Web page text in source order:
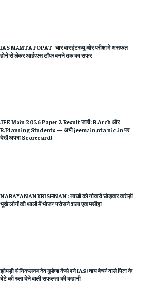
IAS MAMTA POPAT : चार बार इंटरव्यू ओर परीक्षा मे असफल
होने से लेकर आईएएस टॉपर बनने तक का सफर
JEE Main 2026 Paper 2 Result जारी: B.Arch और
B.Planning Students — अभी jeemain.nta.nic.in पर
देखें अपना Scorecard!
NARAYANAN KRISHNAN : लाखों की नौकरी छोड़कर करोड़ों
भूखे लोगों की थाली में भोजन परोसने वाला एक मसीहा
झोपड़ी से निकलकर देव डुडेजा कैसे बने IAS! चाय बेचने वाले पिता के
बेटे की रुला देने वाली सफलता की कहानी